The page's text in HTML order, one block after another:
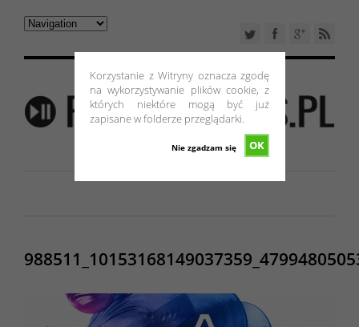
Korzystanie z Witryny oznacza zgodę
na wykorzystywanie plików cookie, z
których niektóre mogą być już
zapisane w folderze przeglądarki.
OK
Nie zgadzam się